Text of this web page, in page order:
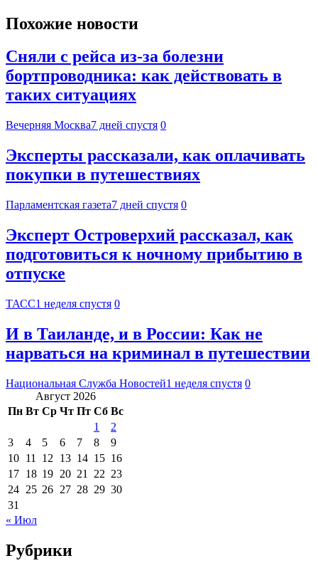
Похожие новости
Сняли с рейса из-за болезни
бортпроводника: как действовать в
таких ситуациях
Вечерняя Москва7 дней спустя 0
Эксперты рассказали, как оплачивать
покупки в путешествиях
Парламентская газета7 дней спустя 0
Эксперт Островерхий рассказал, как
подготовиться к ночному прибытию в
отпуске
ТАСС1 неделя спустя 0
И в Таиланде, и в России: Как не
нарваться на криминал в путешествии
Национальная Служба Новостей1 неделя спустя 0
Август 2026
Пн Вт Ср Чт Пт Сб Вс
1
2
3
4 5 6 7 8
9
10 11 12 13 14 15 16
17 18 19 20 21 22 23
24 25 26 27 28 29 30
31
« Июл
Рубрики